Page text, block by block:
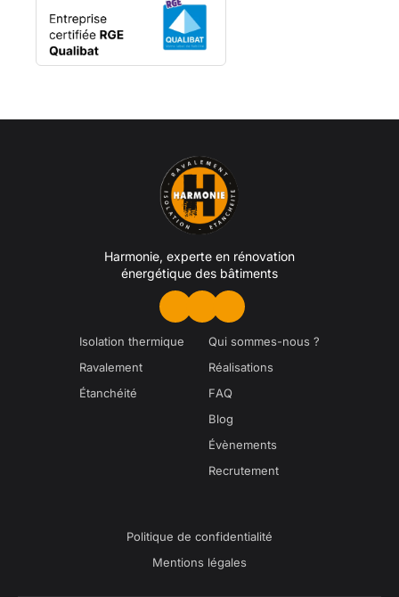
Harmonie, experte en rénovation
énergétique des bâtiments
Isolation thermique
Ravalement
Étanchéité
Qui sommes-nous ?
Réalisations
FAQ
Blog
Évènements
Recrutement
Politique de confidentialité
Mentions légales